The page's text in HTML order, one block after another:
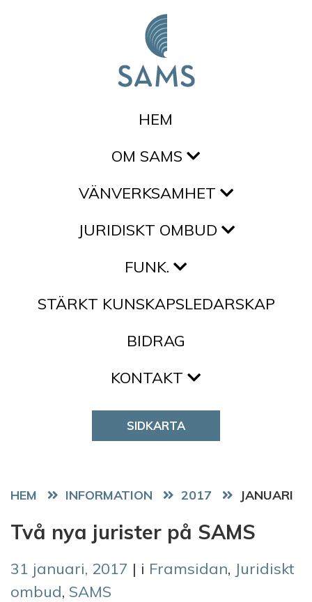
HEM
OM SAMS
VÄNVERKSAMHET
JURIDISKT OMBUD
FUNK.
STÄRKT KUNSKAPSLEDARSKAP
BIDRAG
KONTAKT
SIDKARTA
HEM 2017 JANUARI
Två nya jurister på SAMS
31 januari, 2017 | i Framsidan, Juridiskt
ombud, SAMS